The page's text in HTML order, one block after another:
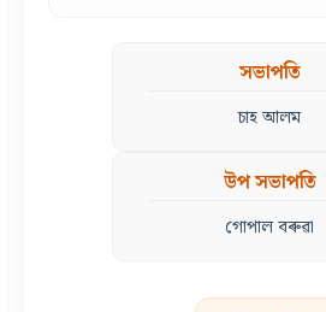
সভাপতি
চাহ আলম
উপ সভাপতি
গোপাল বৰুৱা